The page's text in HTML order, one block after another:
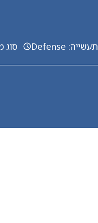
תעשייה:
Defense סוג